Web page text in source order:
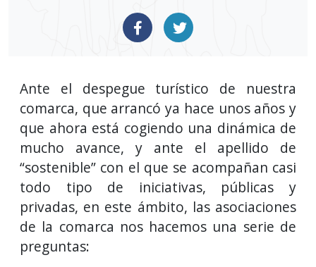
Ante el despegue turístico de nuestra
comarca, que arrancó ya hace unos años y
que ahora está cogiendo una dinámica de
mucho avance, y ante el apellido de
“sostenible” con el que se acompañan casi
todo tipo de iniciativas, públicas y
privadas, en este ámbito, las asociaciones
de la comarca nos hacemos una serie de
preguntas: